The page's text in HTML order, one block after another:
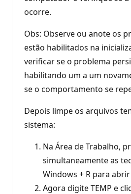
ocorre.
Obs: Observe ou anote os
estão habilitados na
verificar se o problema
habilitando um a um
se o comportamento se
Depois limpe os arquivos
sistema:
Na Área de Trabalho,
simultaneamente as
Windows + R para abrir
Agora digite TEMP e